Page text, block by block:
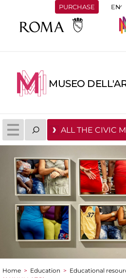
PURCHASE
MUSEO
ALL THE CIVIC
Home > Education > Educational